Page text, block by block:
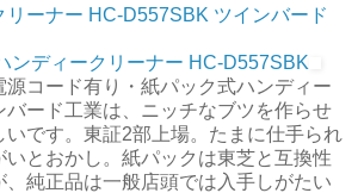
ーナー HC-D557SBK ツインバード
ンディークリーナー HC-D557SBK
源コード有り・紙パック式ハンディー
バード工業は、ニッチなブツを作らせ
いです。東証2部上場。たまに仕手られ
いとおかし。紙パックは東芝と互換性
、純正品は一般店頭では入手しがたい